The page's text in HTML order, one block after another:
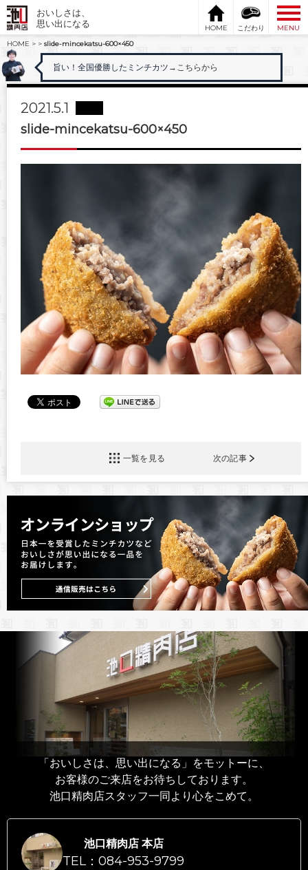
おいしさは、
思い出になる
HOME こだわり
MENU
HOME > > slide-mincekatsu-600×450
旨い！全国優勝したミンチカツ →こちらから
2021.5.1
slide-mincekatsu-600×450
一覧を見る 次の記事
「おいしさは、思い出になる」をモットーに、
お客様のご来店をお待ちしております。
池口精肉店スタッフ一同より心をこめて。
池口精肉店 本店
TEL：084-953-9799